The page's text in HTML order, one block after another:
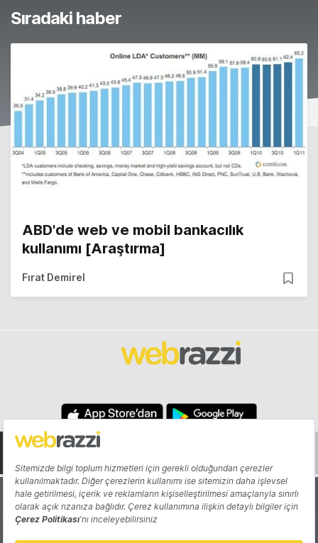
Sıradaki haber
ABD'de web ve mobil bankacılık
kullanımı [Araştırma]
Fırat Demirel
Hakkında Yazarlar
Katkıda Bulun Reklam